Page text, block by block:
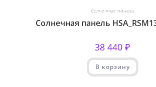
Солнечные панели
Солнечная панель
38 440 ₽
В корзину